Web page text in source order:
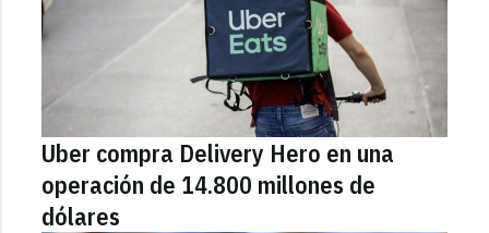
Uber compra Delivery Hero en una
operación de 14.800 millones de
dólares